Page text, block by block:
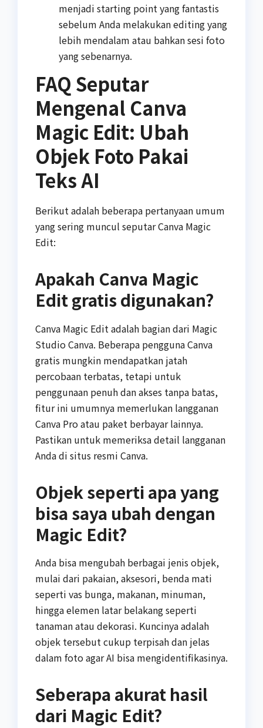
menjadi starting point yang fantastis
sebelum Anda melakukan editing yang
lebih mendalam atau bahkan sesi foto
yang sebenarnya.
FAQ Seputar
Mengenal Canva
Magic Edit: Ubah
Objek Foto Pakai
Teks AI
Berikut adalah beberapa pertanyaan umum
yang sering muncul seputar Canva Magic
Edit:
Apakah Canva Magic
Edit gratis digunakan?
Canva Magic Edit adalah bagian dari Magic
Studio Canva. Beberapa pengguna Canva
gratis mungkin mendapatkan jatah
percobaan terbatas, tetapi untuk
penggunaan penuh dan akses tanpa batas,
fitur ini umumnya memerlukan langganan
Canva Pro atau paket berbayar lainnya.
Pastikan untuk memeriksa detail langganan
Anda di situs resmi Canva.
Objek seperti apa yang
bisa saya ubah dengan
Magic Edit?
Anda bisa mengubah berbagai jenis objek,
mulai dari pakaian, aksesori, benda mati
seperti vas bunga, makanan, minuman,
hingga elemen latar belakang seperti
tanaman atau dekorasi. Kuncinya adalah
objek tersebut cukup terpisah dan jelas
dalam foto agar AI bisa mengidentifikasinya.
Seberapa akurat hasil
dari Magic Edit?